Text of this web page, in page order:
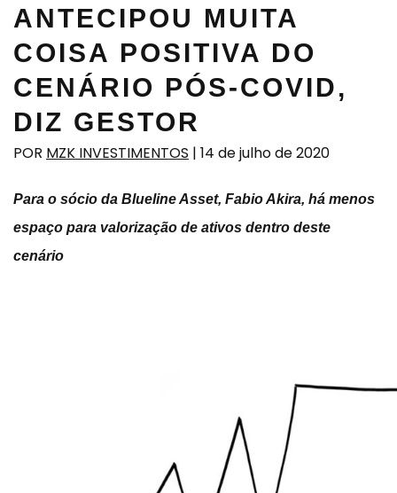
ANTECIPOU MUITA
COISA POSITIVA DO
CENÁRIO PÓS-COVID,
DIZ GESTOR
POR MZK INVESTIMENTOS | 14 de julho de 2020
Para o sócio da Blueline Asset, Fabio Akira, há menos
espaço para valorização de ativos dentro deste
cenário